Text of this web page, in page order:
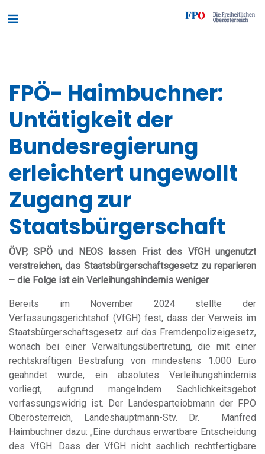
FPÖ- Haimbuchner:
Untätigkeit der
Bundesregierung
erleichtert ungewollt
Zugang zur
Staatsbürgerschaft
ÖVP, SPÖ und NEOS lassen Frist des VfGH ungenutzt
verstreichen, das Staatsbürgerschaftsgesetz zu reparieren
– die Folge ist ein Verleihungshindernis weniger
Bereits im November 2024 stellte der
Verfassungsgerichtshof (VfGH) fest, dass der Verweis im
Staatsbürgerschaftsgesetz auf das Fremdenpolizeigesetz,
wonach bei einer Verwaltungsübertretung, die mit einer
rechtskräftigen Bestrafung von mindestens 1.000 Euro
geahndet wurde, ein absolutes Verleihungshindernis
vorliegt, aufgrund mangelndem Sachlichkeitsgebot
verfassungswidrig ist. Der Landesparteiobmann der FPÖ
Oberösterreich, Landeshauptmann-Stv. Dr. Manfred
Haimbuchner dazu: „Eine durchaus erwartbare Entscheidung
des VfGH. Dass der VfGH nicht sachlich rechtfertigbare